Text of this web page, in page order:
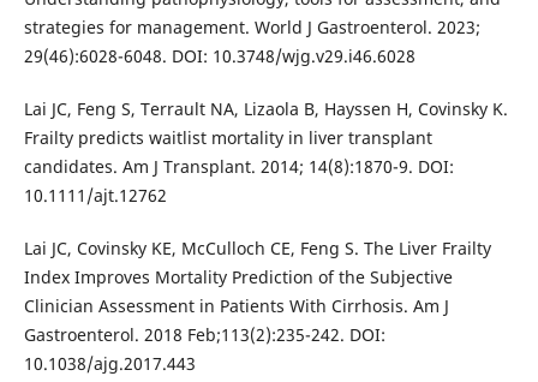
strategies for management. World J Gastroenterol. 2023;
29(46):6028-6048. DOI: 10.3748/wjg.v29.i46.6028
Lai JC, Feng S, Terrault NA, Lizaola B, Hayssen H, Covinsky K.
Frailty predicts waitlist mortality in liver transplant
candidates. Am J Transplant. 2014; 14(8):1870-9. DOI:
10.1111/ajt.12762
Lai JC, Covinsky KE, McCulloch CE, Feng S. The Liver Frailty
Index Improves Mortality Prediction of the Subjective
Clinician Assessment in Patients With Cirrhosis. Am J
Gastroenterol. 2018 Feb;113(2):235-242. DOI:
10.1038/ajg.2017.443